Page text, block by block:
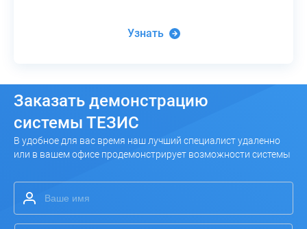
Узнать
Заказать демонстрацию
системы ТЕЗИС
В удобное для вас время наш лучший специалист удаленно
или в вашем офисе продемонстрирует возможности системы